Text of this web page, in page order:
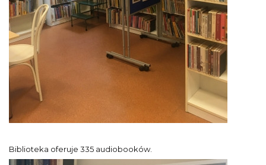
Biblioteka oferuje 335 audiobooków.